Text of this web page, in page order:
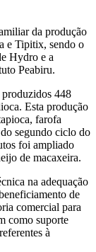
da produção
e Tipitix, sendo o
Hydro e a
Peabiru.
448
Esta produção
farofa
segundo ciclo do
foi ampliado
de macaxeira.
na adequação
de
comercial para
como suporte
à